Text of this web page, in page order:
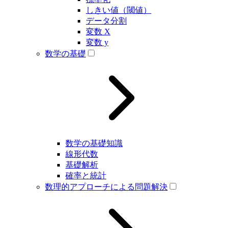
しきい値（閾値）
データ分割
変数 X
変数 y
数学の基礎
数学の基礎知識
線形代数
基礎解析
確率と統計
数理的アプローチによる問題解決